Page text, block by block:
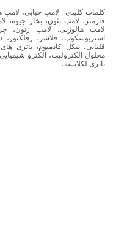
کلمات کلیدی : لامپ حبابی، لامپ
فازمتر، لامپ نئون، بخار
لامپ هالوژنی، لامپ زنون،
استربوسکوپ، فلاشر،
قلیایی، نیکل کادمیوم، باتری
محلول الکترولیت، الکترو
باتری لکلانشه،